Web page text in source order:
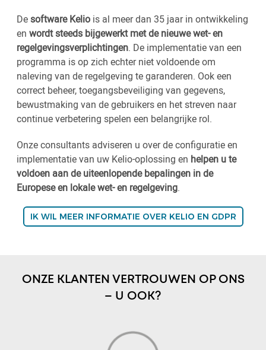
De software Kelio is al meer dan 35 jaar in ontwikkeling
en wordt steeds bijgewerkt met de nieuwe wet- en
regelgevingsverplichtingen. De implementatie van een
programma is op zich echter niet voldoende om
naleving van de regelgeving te garanderen. Ook een
correct beheer, toegangsbeveiliging van gegevens,
bewustmaking van de gebruikers en het streven naar
continue verbetering spelen een belangrijke rol.
Onze consultants adviseren u over de configuratie en
implementatie van uw Kelio-oplossing en helpen u te
voldoen aan de uiteenlopende bepalingen in de
Europese en lokale wet- en regelgeving.
IK WIL MEER INFORMATIE OVER KELIO EN GDPR
ONZE KLANTEN VERTROUWEN OP ONS
– U OOK?